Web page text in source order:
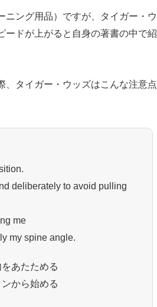
ニング用品）ですが、タイガー・ウ
ードが上がると自身の著書の中で紹
、タイガー・ウッズはこんな注意点
deliberately to avoid pulling
me
my spine angle.
あたためる
から始める